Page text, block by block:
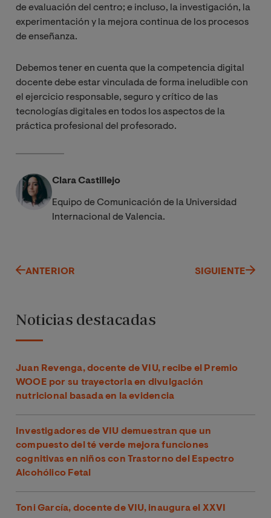
de evaluación del centro; e incluso, la investigación, la
experimentación y la mejora continua de los procesos
de enseñanza.
Debemos tener en cuenta que la competencia digital
docente debe estar vinculada de forma ineludible con
el ejercicio responsable, seguro y crítico de las
tecnologías digitales en todos los aspectos de la
práctica profesional del profesorado.
Clara Castillejo
Equipo de Comunicación de la Universidad
Internacional de Valencia.
ANTERIOR SIGUIENTE
Noticias destacadas
Juan Revenga, docente de VIU, recibe el Premio
WOOE por su trayectoria en divulgación
nutricional basada en la evidencia
Investigadores de VIU demuestran que un
compuesto del té verde mejora funciones
cognitivas en niños con Trastorno del Espectro
Alcohólico Fetal
Toni García, docente de VIU, inaugura el XXVI